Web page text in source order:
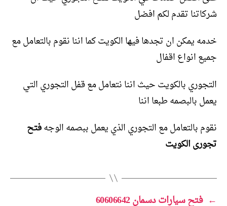
شركاتنا تقدم لكم افضل
خدمه يمكن ان تجدها فيها الكويت كما اننا نقوم بالتعامل مع
جميع انواع اقفال
التجوري بالكويت حيث اننا نتعامل مع قفل التجوري التي
يعمل بالبصمه طبعا اننا
نقوم بالتعامل مع التجوري الذي يعمل ببصمه الوجهفتح
تجورى الكويت
← فتح سيارات دسمان 60606642